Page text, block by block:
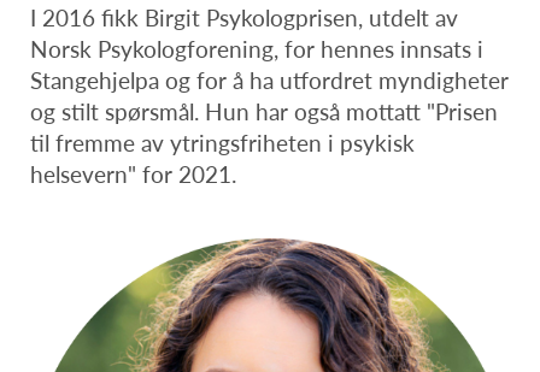
I 2016 fikk Birgit Psykologprisen, utdelt av
Norsk Psykologforening, for hennes innsats i
Stangehjelpa og for å ha utfordret myndigheter
og stilt spørsmål. Hun har også mottatt "Prisen
til fremme av ytringsfriheten i psykisk
helsevern" for 2021.